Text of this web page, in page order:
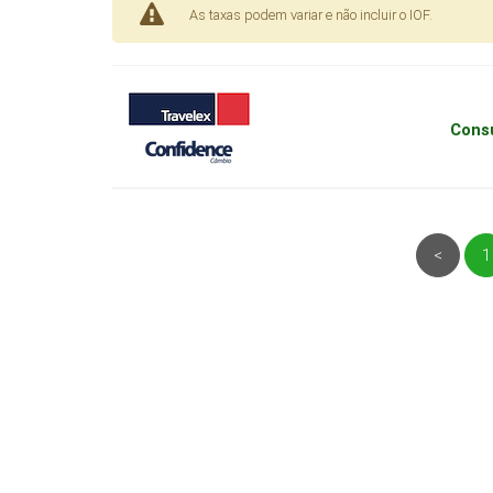
As taxas podem variar e não incluir o IOF.
< 1